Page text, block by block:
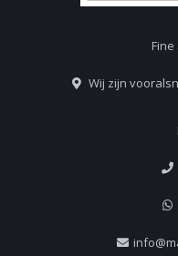
Wij zijn